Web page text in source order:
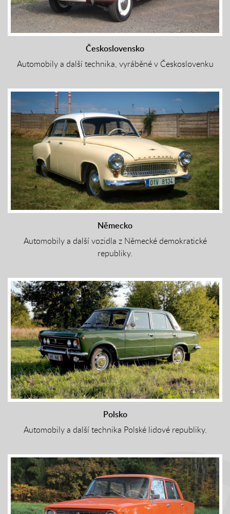
Československo
Automobily a další technika, vyráběné v Českoslovenku
Německo
Automobily a další vozidla z Německé demokratické
republiky.
Polsko
Automobily a další technika Polské lidové republiky.